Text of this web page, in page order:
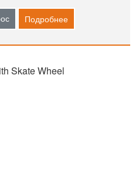
Подробнее